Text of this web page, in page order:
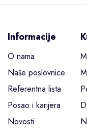
Informacije
O nama
Naše poslovnice
Referentna lista
Posao i karijera
Novosti